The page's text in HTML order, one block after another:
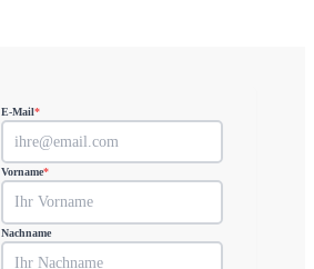
E-Mail*
Vorname*
Nachname